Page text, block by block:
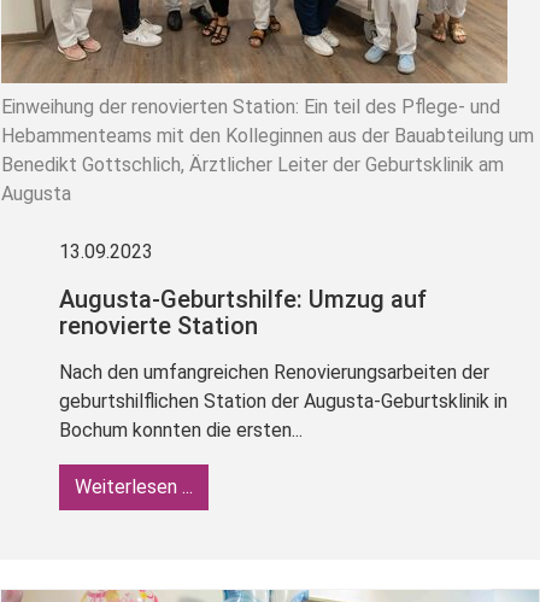
Einweihung der renovierten Station: Ein teil des Pflege- und
Hebammenteams mit den Kolleginnen aus der Bauabteilung um
Benedikt Gottschlich, Ärztlicher Leiter der Geburtsklinik am
Augusta
13.09.2023
Augusta-Geburtshilfe: Umzug auf
renovierte Station
Nach den umfangreichen Renovierungsarbeiten der
geburtshilflichen Station der Augusta-Geburtsklinik in
Bochum konnten die ersten...
Weiterlesen ...